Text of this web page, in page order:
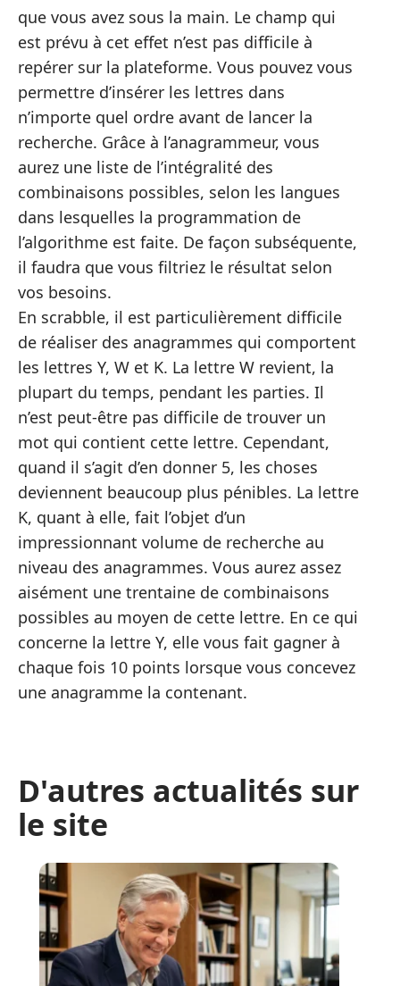
que vous avez sous la main. Le champ qui
est prévu à cet effet n’est pas difficile à
repérer sur la plateforme. Vous pouvez vous
permettre d’insérer les lettres dans
n’importe quel ordre avant de lancer la
recherche. Grâce à l’anagrammeur, vous
aurez une liste de l’intégralité des
combinaisons possibles, selon les langues
dans lesquelles la programmation de
l’algorithme est faite. De façon subséquente,
il faudra que vous filtriez le résultat selon
vos besoins.
En scrabble, il est particulièrement difficile
de réaliser des anagrammes qui comportent
les lettres Y, W et K. La lettre W revient, la
plupart du temps, pendant les parties. Il
n’est peut-être pas difficile de trouver un
mot qui contient cette lettre. Cependant,
quand il s’agit d’en donner 5, les choses
deviennent beaucoup plus pénibles. La lettre
K, quant à elle, fait l’objet d’un
impressionnant volume de recherche au
niveau des anagrammes. Vous aurez assez
aisément une trentaine de combinaisons
possibles au moyen de cette lettre. En ce qui
concerne la lettre Y, elle vous fait gagner à
chaque fois 10 points lorsque vous concevez
une anagramme la contenant.
D'autres actualités sur
le site